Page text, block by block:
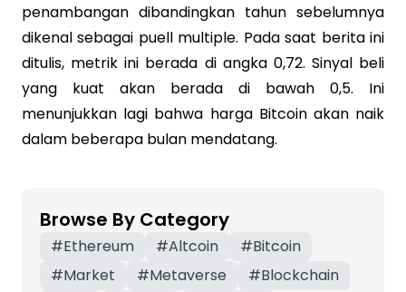
penambangan dibandingkan tahun sebelumnya
dikenal sebagai puell multiple. Pada saat berita ini
ditulis, metrik ini berada di angka 0,72. Sinyal beli
yang kuat akan berada di bawah 0,5. Ini
menunjukkan lagi bahwa harga Bitcoin akan naik
dalam beberapa bulan mendatang.
Browse By Category
#Ethereum #Altcoin #Bitcoin
#Market #Metaverse #Blockchain